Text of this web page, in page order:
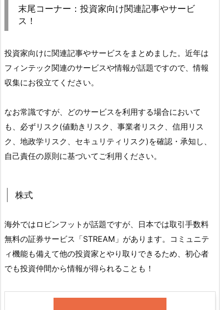
末尾コーナー：投資家向け関連記事やサービ
ス！
投資家向けに関連記事やサービスをまとめました。近年は
フィンテック関連のサービスや情報が話題ですので、情報
収集にお役立てください。
なお常識ですが、どのサービスを利用する場合において
も、必ずリスク(値動きリスク、事業者リスク、信用リス
ク、地政学リスク、セキュリティリスク)を確認・承知し、
自己責任の原則に基づいてご利用ください。
株式
海外ではロビンフットが話題ですが、日本では取引手数料
無料の証券サービス「STREAM」があります。コミュニテ
ィ機能も備えて他の投資家とやり取りできるため、初心者
でも投資仲間から情報が得られることも！